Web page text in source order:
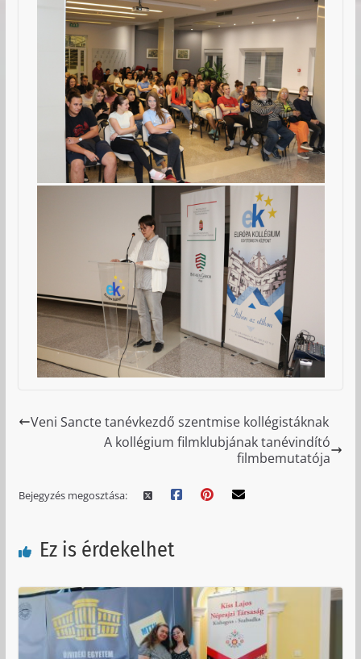
Veni Sancte tanévkezdő szentmise kollégistáknak
A kollégium filmklubjának tanévindító
filmbemutatója
Bejegyzés megosztása:
Ez is érdekelhet